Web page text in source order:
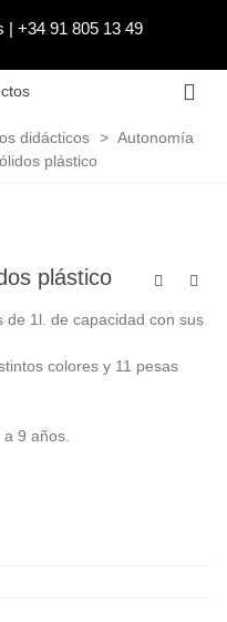
| +34 91 805 13 49
didácticos > Autonomía
plástico
plástico
de 1l. de capacidad con sus
colores y 11 pesas
9 años.